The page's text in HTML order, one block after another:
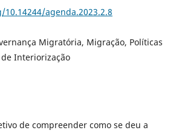
agenda.2023.2.8
Migratória, Migração, Políticas
Interiorização
de compreender como se deu a